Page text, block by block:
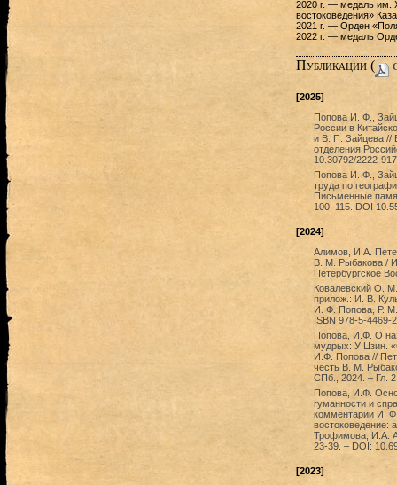
2020 г. — медаль им.
востоковедения»
2021 г. — Орден
2022 г. — медаль
Публикации (
[2025]
Попова И. Ф.,
России в
и В. П. Зайцева //
отделения
10.30792/2222-
Попова И. Ф.,
труда по
Письменные
100–115. DOI
[2024]
Алимов, И.А.
В. М. Рыбакова /
Петербургское
Ковалевский О.
прилож.: И. В.
И. Ф. Попова, Р.
ISBN 978-5-4469-
Попова, И.Ф. О
мудрых: У Цзин.
И.Ф. Попова //
честь В. М.
СПб., 2024. – Гл.
Попова, И.Ф.
гуманности и
комментарии И.
востоковедение:
Трофимова, И.А.
23-39. – DOI:
[2023]